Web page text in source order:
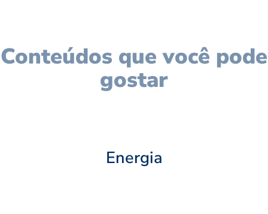
Conteúdos que você pode
gostar
Energia